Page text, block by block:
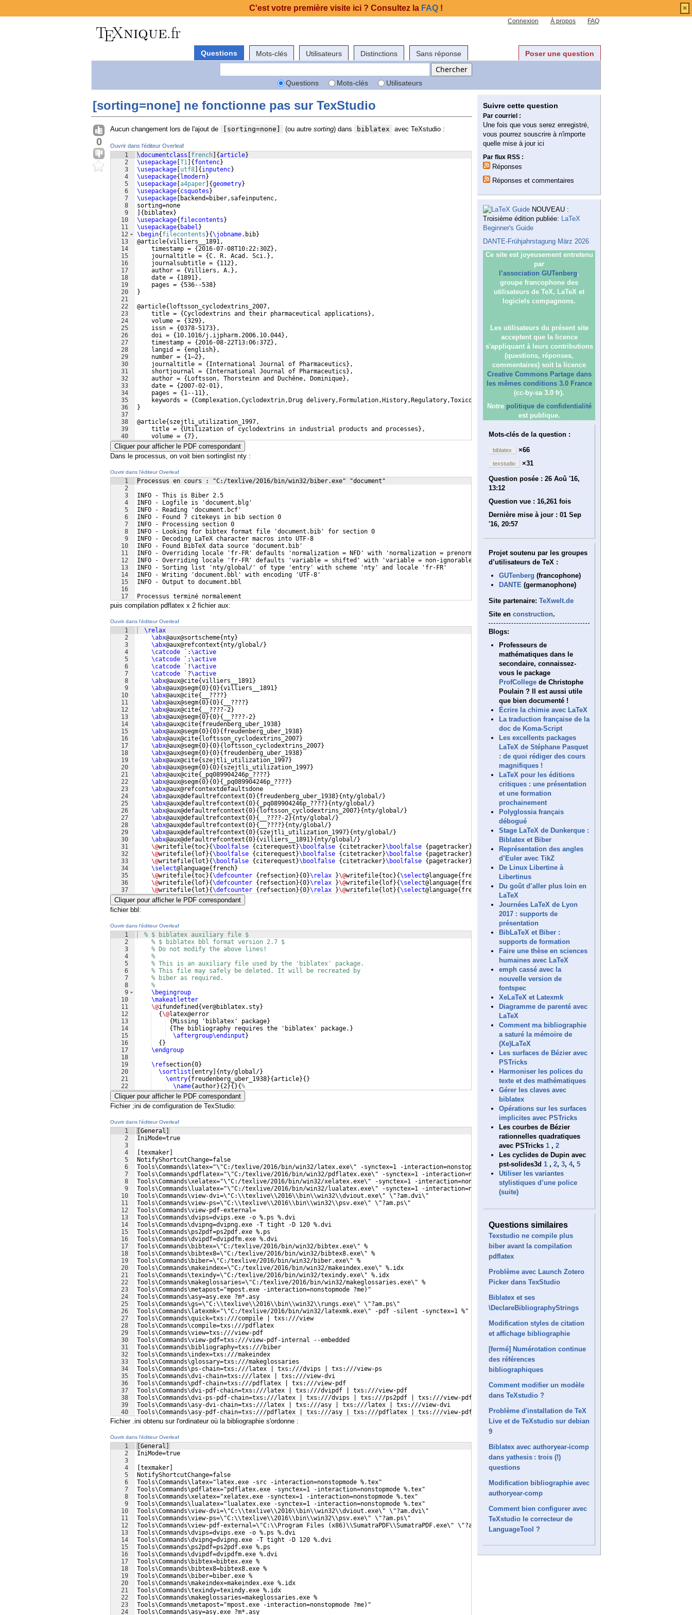
Connexion À propos FAQ
Questions Mots-clés Utilisateurs Distinctions Sans réponse Poser une question
Questions Mots-clés Utilisateurs
[sorting=none] ne fonctionne pas sur TexStudio
0
Aucun changement lors de l'ajout de [sorting=none] (ou autre sorting) dans biblatex avec TeXstudio :
Ouvrir dans l'éditeur Overleaf
1
2
3
4
5
6
7
8
9
10
11
12
13
14
15
16
17
18
19
20
21
22
23
24
25
26
27
28
29
30
31
32
33
34
35
36
37
38
39
40
41
\documentclass french {article}
\usepackage T1 { fontenc}
\usepackage utf8 { inputenc}
\usepackage{ lmodern}
\usepackage a4paper {geometry}
\usepackage{ csquotes }
\usepackage
backend=biber,safeinputenc,
sorting=none
{ biblatex}
\usepackage{ filecontents }
\usepackage{ babel }
\begin{ filecontents }{\jobname.bib}
@article{villiers__1891,
    timestamp =
{2016-07-08T10:22:30Z} ,
    journaltitle =
{C. R. Acad. Sci. } ,
    journalsubtitle =
{ 112} ,
    author =
{Villiers, A. } ,
    date =
{ 1891} ,
    pages =
{536--538}
}
@article{ loftsson_cyclodextrins_2007,
    title =
{Cyclodextrins and their pharmaceutical applications } ,
    volume =
{329} ,
    issn =
{0378-5173} ,
    doi =
{ 10.1016/j.ijpharm.2006.10.044} ,
    timestamp =
{2016-08-22T13:06:37Z} ,
    langid =
{english} ,
    number =
{ 1–2} ,
    journaltitle =
{ International Journal of Pharmaceutics } ,
    shortjournal =
{ International Journal of Pharmaceutics } ,
    author =
{ Loftsson, Thorsteinn and Duchêne, Dominique} ,
    date =
{2007-02-01} ,
    pages =
{ 1--11} ,
    keywords =
{Complexation,Cyclodextrin,Drug delivery,Formulation,History,Regulatory,Toxicology
}
@article{ szejtli_utilization_1997,
    title =
{Utilization of cyclodextrins in industrial products and processes } ,
    volume =
{7} ,
    issn =
{09599428, 13645501
Cliquer pour afficher le PDF correspondant
Dans le processus, on voit bien sortinglist nty :
Ouvrir dans l'éditeur Overleaf
1
2
3
4
5
6
7
8
9
10
11
12
13
14
15
16
17
Processus en cours : "C:/texlive/2016/bin/win32/biber.exe" "document"
INFO - This is Biber 2.5
INFO - Logfile is 'document.blg'
INFO - Reading 'document.bcf'
INFO - Found 7 citekeys in bib section 0
INFO - Processing section 0
INFO - Looking for bibtex format file 'document.bib' for section 0
INFO - Decoding LaTeX character macros into UTF-8
INFO - Found BibTeX data source 'document.bib'
INFO - Overriding locale 'fr-FR' defaults 'normalization = NFD' with 'normalization = prenormalized'
INFO - Overriding locale 'fr-FR' defaults 'variable = shifted' with 'variable = non-ignorable'
INFO - Sorting list 'nty/global/' of type 'entry' with scheme 'nty' and locale 'fr-FR'
INFO - Writing 'document.bbl' with encoding 'UTF-8'
INFO - Output to document.bbl
Processus terminé normalement
puis compilation pdflatex x 2 fichier aux:
Ouvrir dans l'éditeur Overleaf
1
2
3
4
5
6
7
8
9
10
11
12
13
14
15
16
17
18
19
20
21
22
23
24
25
26
27
28
29
30
31
32
33
34
35
36
37
\relax
\abx@aux@sortscheme{ nty}
\abx@aux@refcontext{ nty/global/}
\catcode `:\active
\catcode `;\active
\catcode `!\active
\catcode `?\active
\abx@aux@cite{villiers__1891}
\abx@aux@segm{0}{0}{villiers__1891}
\abx@aux@cite{ __???? }
\abx@aux@segm{0}{0}{ __???? }
\abx@aux@cite{ __????-2}
\abx@aux@segm{0}{0}{ __????-2}
\abx@aux@cite{ freudenberg_uber_1938}
\abx@aux@segm{0}{0}{ freudenberg_uber_1938}
\abx@aux@cite{ loftsson_cyclodextrins_2007}
\abx@aux@segm{0}{0}{ loftsson_cyclodextrins_2007}
\abx@aux@segm{0}{0}{ freudenberg_uber_1938}
\abx@aux@cite{ szejtli_utilization_1997}
\abx@aux@segm{0}{0}{ szejtli_utilization_1997}
\abx@aux@cite{ _pq089904246p_???? }
\abx@aux@segm{0}{0}{ _pq089904246p_???? }
\abx@aux@refcontextdefaultsdone
\abx@aux@defaultrefcontext{0}{ freudenberg_uber_1938}{ nty/global/}
\abx@aux@defaultrefcontext{0}{ _pq089904246p_???? }{ nty/global/}
\abx@aux@defaultrefcontext{0}{ loftsson_cyclodextrins_2007}{ nty/global/}
\abx@aux@defaultrefcontext{0}{ __????-2}{ nty/global/}
\abx@aux@defaultrefcontext{0}{ __???? }{ nty/global/}
\abx@aux@defaultrefcontext{0}{ szejtli_utilization_1997}{ nty/global/}
\abx@aux@defaultrefcontext{0}{villiers__1891}{ nty/global/}
\@writefile{toc}{\boolfalse { citerequest }\boolfalse { citetracker}\boolfalse { pagetracker} \boolfalse {backtracker}\relax
\@writefile{ lof}{\boolfalse { citerequest }\boolfalse { citetracker}\boolfalse { pagetracker} \boolfalse { backtracker \relax
\@writefile{ lot }{\boolfalse { citerequest }\boolfalse { citetracker}\boolfalse { pagetracker} \boolfalse {backtracker
\select@language{ french}
\@writefile{toc}{\defcounter { refsection}{0}\relax }\@writefile{toc}{\select@language{ french
\@writefile{ lof}{\defcounter { refsection}{0}\relax }\@writefile{ lof}{\select@language{ french
\@writefile{ lot }{\defcounter { refsection}{0}\relax }\@writefile{ lot }{\select@language{ french
Cliquer pour afficher le PDF correspondant
fichier bbl:
Ouvrir dans l'éditeur Overleaf
1
2
3
4
5
6
7
8
9
10
11
12
13
14
15
16
17
18
19
20
21
22
% $ biblatex auxiliary file $
% $ biblatex bbl format version 2.7 $
% Do not modify the above lines!
%
% This is an auxiliary file used by the 'biblatex' package.
% This file may safely be deleted. It will be recreated by
% biber as required.
%
\begingroup
\makeatletter
\@ifundefined {ver@biblatex.sty}
{\@latex@error
{ Missing 'biblatex' package}
{The bibliography requires the 'biblatex' package. }
\aftergroup\endinput }
{ }
\endgroup
\refsection{0}
\sortlist entry { nty/global/}
\entry{ freudenberg_uber_1938}{article}{ }
\name{author}{2}{ }{%
Cliquer pour afficher le PDF correspondant
Fichier ;ini de comfiguration de TexStudio:
Ouvrir dans l'éditeur Overleaf
1
2
3
4
5
6
7
8
9
10
11
12
13
14
15
16
17
18
19
20
21
22
23
24
25
26
27
28
29
30
31
32
33
34
35
36
37
38
39
40
41
[General]
IniMode=true
[texmaker]
NotifyShortcutChange=false
Tools\Commands\latex="\"C:/texlive/2016/bin/win32/latex.exe\" -synctex=1 -interaction=nonstopmode %.tex"
Tools\Commands\pdflatex="\"C:/texlive/2016/bin/win32/pdflatex.exe\" -synctex=1 -interaction=nonstopmode %.tex"
Tools\Commands\xelatex="\"C:/texlive/2016/bin/win32/xelatex.exe\" -synctex=1 -interaction=nonstopmode %.tex"
Tools\Commands\lualatex="\"C:/texlive/2016/bin/win32/lualatex.exe\" -synctex=1 -interaction=nonstopmode %.tex"
Tools\Commands\view-dvi=\"C:\\texlive\\2016\\bin\\win32\\dviout.exe\" \"?am.dvi\"
Tools\Commands\view-ps=\"C:\\texlive\\2016\\bin\\win32\\psv.exe\" \"?am.ps\"
Tools\Commands\view-pdf-external=
Tools\Commands\dvips=dvips.exe -o %.ps %.dvi
Tools\Commands\dvipng=dvipng.exe -T tight -D 120 %.dvi
Tools\Commands\ps2pdf=ps2pdf.exe %.ps
Tools\Commands\dvipdf=dvipdfm.exe %.dvi
Tools\Commands\bibtex=\"C:/texlive/2016/bin/win32/bibtex.exe\" %
Tools\Commands\bibtex8=\"C:/texlive/2016/bin/win32/bibtex8.exe\" %
Tools\Commands\biber=\"C:/texlive/2016/bin/win32/biber.exe\" %
Tools\Commands\makeindex=\"C:/texlive/2016/bin/win32/makeindex.exe\" %.idx
Tools\Commands\texindy=\"C:/texlive/2016/bin/win32/texindy.exe\" %.idx
Tools\Commands\makeglossaries=\"C:/texlive/2016/bin/win32/makeglossaries.exe\" %
Tools\Commands\metapost="mpost.exe -interaction=nonstopmode ?me)"
Tools\Commands\asy=asy.exe ?m*.asy
Tools\Commands\gs=\"C:\\texlive\\2016\\bin\\win32\\rungs.exe\" \"?am.ps\"
Tools\Commands\latexmk="\"C:/texlive/2016/bin/win32/latexmk.exe\" -pdf -silent -synctex=1 %"
Tools\Commands\quick=txs:///compile | txs:///view
Tools\Commands\compile=txs:///pdflatex
Tools\Commands\view=txs:///view-pdf
Tools\Commands\view-pdf=txs:///view-pdf-internal --embedded
Tools\Commands\bibliography=txs:///biber
Tools\Commands\index=txs:///makeindex
Tools\Commands\glossary=txs:///makeglossaries
Tools\Commands\ps-chain=txs:///latex | txs:///dvips | txs:///view-ps
Tools\Commands\dvi-chain=txs:///latex | txs:///view-dvi
Tools\Commands\pdf-chain=txs:///pdflatex | txs:///view-pdf
Tools\Commands\dvi-pdf-chain=txs:///latex | txs:///dvipdf | txs:///view-pdf
Tools\Commands\dvi-ps-pdf-chain=txs:///latex | txs:///dvips | txs:///ps2pdf | txs:///view-pdf
Tools\Commands\asy-dvi-chain=txs:///latex | txs:///asy | txs:///latex | txs:///view-dvi
Tools\Commands\asy-pdf-chain=txs:///pdflatex | txs:///asy | txs:///pdflatex | txs:///view-pdf
Tools\Commands\pre-compile=
Fichier .ini obtenu sur l'ordinateur où la bibliographie s'ordonne :
Ouvrir dans l'éditeur Overleaf
1
2
3
4
5
6
7
8
9
10
11
12
13
14
15
16
17
18
19
20
21
22
23
24
[General]
IniMode=true
[texmaker]
NotifyShortcutChange=false
Tools\Commands\latex="latex.exe -src -interaction=nonstopmode %.tex"
Tools\Commands\pdflatex="pdflatex.exe -synctex=1 -interaction=nonstopmode %.tex"
Tools\Commands\xelatex="xelatex.exe -synctex=1 -interaction=nonstopmode %.tex"
Tools\Commands\lualatex="lualatex.exe -synctex=1 -interaction=nonstopmode %.tex"
Tools\Commands\view-dvi=\"C:\\texlive\\2016\\bin\\win32\\dviout.exe\" \"?am.dvi\"
Tools\Commands\view-ps=\"C:\\texlive\\2016\\bin\\win32\\psv.exe\" \"?am.ps\"
Tools\Commands\view-pdf-external=\"C:\\Program Files (x86)\\SumatraPDF\\SumatraPDF.exe\" \"?am.pdf\" %*
Tools\Commands\dvips=dvips.exe -o %.ps %.dvi
Tools\Commands\dvipng=dvipng.exe -T tight -D 120 %.dvi
Tools\Commands\ps2pdf=ps2pdf.exe %.ps
Tools\Commands\dvipdf=dvipdfm.exe %.dvi
Tools\Commands\bibtex=bibtex.exe %
Tools\Commands\bibtex8=bibtex8.exe %
Tools\Commands\biber=biber.exe %
Tools\Commands\makeindex=makeindex.exe %.idx
Tools\Commands\texindy=texindy.exe %.idx
Tools\Commands\makeglossaries=makeglossaries.exe %
Tools\Commands\metapost="mpost.exe -interaction=nonstopmode ?me)"
Tools\Commands\asy=asy.exe ?m*.asy
Suivre cette question
Par courriel :
Une fois que vous serez enregistré,
vous pourrez souscrire à n'importe
quelle mise à jour ici
Par flux RSS :
Réponses
Réponses et commentaires
NOUVEAU :
Troisième édition publiée: LaTeX
Beginner's Guide
DANTE-Frühjahrstagung März 2026
Ce site est joyeusement entretenu
par
l’association GUTenberg,
groupe francophone des
utilisateurs de TeX, LaTeX et
logiciels compagnons.
Les utilisateurs du présent site
acceptent que la licence
s'appliquant à leurs contributions
(questions, réponses,
commentaires) soit la licence
Creative Commons Partage dans
les mêmes conditions 3.0 France
(cc-by-sa 3.0 fr).
Notre politique de confidentialité
est publique.
Mots-clés de la question :
biblatex ×66
texstudio
×31
Question posée : 26 Aoû '16,
13:12
Question vue : 16,261 fois
Dernière mise à jour : 01 Sep
'16, 20:57
Projet soutenu par les groupes
d’utilisateurs de TeX :
GUTenberg (francophone)
DANTE (germanophone)
Site partenaire: TeXwelt.de
Site en construction.
Blogs:
Professeurs de
mathématiques dans le
secondaire, connaissez-
vous le package
ProfCollege de Christophe
Poulain ? Il est aussi utile
que bien documenté !
Écrire la chimie avec LaTeX
La traduction française de la
doc de Koma-Script
Les excellents packages
LaTeX de Stéphane Pasquet
: de quoi rédiger des cours
magnifiques !
LaTeX pour les éditions
critiques : une présentation
et une formation
prochainement
Polyglossia français
débogué
Stage LaTeX de Dunkerque :
Biblatex et Biber
Représentation des angles
d’Euler avec TikZ
De Linux Libertine à
Libertinus
Du goût d’aller plus loin en
LaTeX
Journées LaTeX de Lyon
2017 : supports de
présentation
BibLaTeX et Biber :
supports de formation
Faire une thèse en sciences
humaines avec LaTeX
emph cassé avec la
nouvelle version de
fontspec
XeLaTeX et Latexmk
Diagramme de parenté avec
LaTeX
Comment ma bibliographie
a saturé la mémoire de
(Xe)LaTeX
Les surfaces de Bézier avec
PSTricks
Harmoniser les polices du
texte et des mathématiques
Gérer les claves avec
biblatex
Opérations sur les surfaces
implicites avec PSTricks
Les courbes de Bézier
rationnelles quadratiques
avec PSTricks 1 , 2
Les cyclides de Dupin avec
pst-solides3d 1 , 2, 3, 4, 5
Utiliser les variantes
stylistiques d’une police
(suite)
Questions similaires
Texstudio ne compile plus
biber avant la compilation
pdflatex
Problème avec Launch Zotero
Picker dans TexStudio
Biblatex et ses
\DeclareBibliographyStrings
Modification styles de citation
et affichage bibliographie
[fermé] Numérotation continue
des références
bibliographiques
Comment modifier un modèle
dans TeXstudio ?
Problème d'installation de TeX
Live et de TeXstudio sur debian
9
Biblatex avec authoryear-icomp
dans yathesis : trois (!)
questions
Modification bibliographie avec
authoryear-comp
Comment bien configurer avec
TeXstudio le correcteur de
LanguageTool ?
C'est votre première visite ici ? Consultez la FAQ ! ×